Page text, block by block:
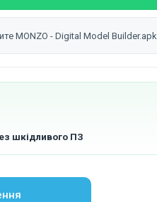
MONZO - Digital Model Builder.apk
шкідливого ПЗ